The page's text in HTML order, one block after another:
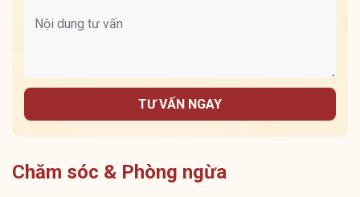
TƯ VẤN NGAY
Chăm sóc & Phòng ngừa